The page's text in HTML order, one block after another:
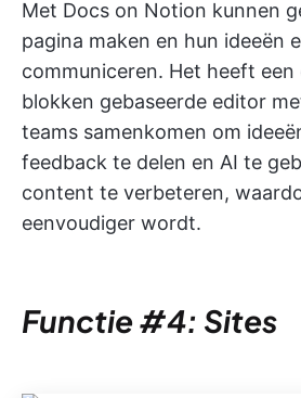
Met Docs on Notion kunnen
pagina maken en hun ideeën
communiceren. Het heeft
blokken gebaseerde editor
teams samenkomen om
feedback te delen en AI te
content te verbeteren,
eenvoudiger wordt.
Functie #4: Sites